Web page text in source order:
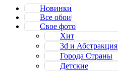
Новинки
Все обои
Свое фото
Хит
3d и Абстракция
Города Страны
Детские